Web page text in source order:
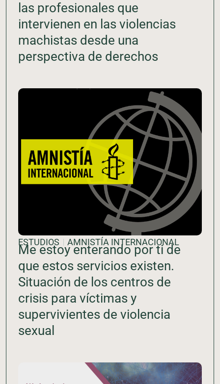
las profesionales que
intervienen en las violencias
machistas desde una
perspectiva de derechos
ESTUDIOS AMNISTÍA INTERNACIONAL
Me estoy enterando por ti de
que estos servicios existen.
Situación de los centros de
crisis para víctimas y
supervivientes de violencia
sexual